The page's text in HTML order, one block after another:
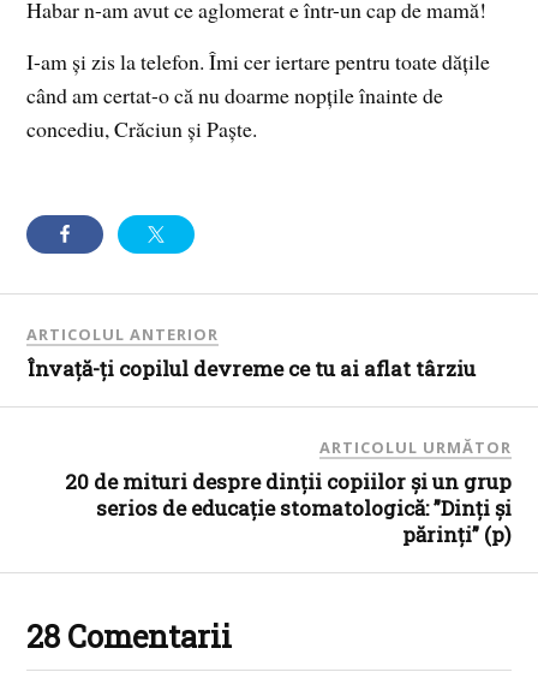
Habar n-am avut ce aglomerat e într-un cap de mamă!
I-am și zis la telefon. Îmi cer iertare pentru toate dățile
când am certat-o că nu doarme nopțile înainte de
concediu, Crăciun și Paște.
ARTICOLUL ANTERIOR
Învață-ți copilul devreme ce tu ai aflat târziu
ARTICOLUL URMĂTOR
20 de mituri despre dinții copiilor și un grup
serios de educație stomatologică: ”Dinți și
părinți” (p)
28 Comentarii